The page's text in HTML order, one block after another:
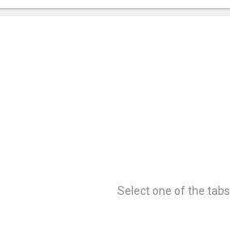
Select one of the tabs